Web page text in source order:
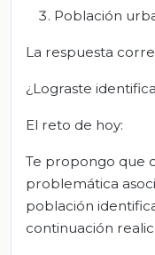
Población
La respuesta
¿Lograste
El reto de hoy:
Te propongo que
problemática
población
continuación